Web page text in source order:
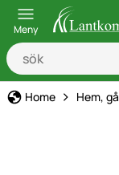
Meny
Home Hem,